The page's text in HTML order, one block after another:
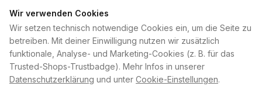
Wir verwenden Cookies
Wir setzen technisch notwendige Cookies ein, um die Seite zu
betreiben. Mit deiner Einwilligung nutzen wir zusätzlich
funktionale, Analyse- und Marketing-Cookies (z. B. für das
Trusted-Shops-Trustbadge). Mehr Infos in unserer
Datenschutzerklärung und unter Cookie-Einstellungen.
+49 234 687 00 38
shop@plan-b-funsport.de
Sichere Zahlung mit: